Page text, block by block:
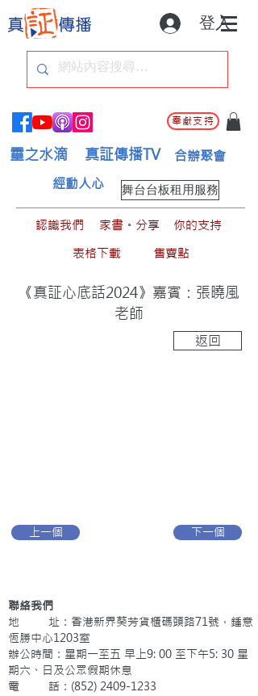
登入
奉獻支持
靈之水滴 真証傳播TV 合辦聚會
舞台台板租用服務
經動人心
認識我們 家書。分享
你的支持
表格下載
售賣點
《真証心底話2024》嘉賓：張曉風
老師
返回
上一個 下一個
聯絡我們
地 址：香港新界葵芳貨櫃碼頭路71號，鍾意
恆勝中心1203室
辦公時間：星期一至五 早上9: 00 至下午5: 30 星
期六、日及公眾假期休息
電 話：(852) 2409-1233